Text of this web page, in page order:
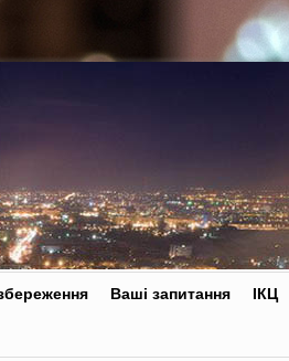
Ваші запитання ІКЦ